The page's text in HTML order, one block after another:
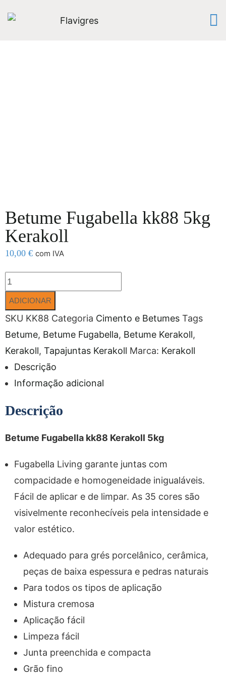
Betume Fugabella kk88 5kg
Kerakoll
10,00 € com IVA
ADICIONAR
SKU KK88 Categoria Cimento e Betumes Tags
Betume, Betume Fugabella, Betume Kerakoll,
Kerakoll, Tapajuntas Kerakoll Marca: Kerakoll
Descrição
Informação adicional
Descrição
Betume Fugabella kk88 Kerakoll 5kg
Fugabella Living garante juntas com
compacidade e homogeneidade inigualáveis.
Fácil de aplicar e de limpar. As 35 cores são
visivelmente reconhecíveis pela intensidade e
valor estético.
Adequado para grés porcelânico, cerâmica,
peças de baixa espessura e pedras naturais
Para todos os tipos de aplicação
Mistura cremosa
Aplicação fácil
Limpeza fácil
Junta preenchida e compacta
Grão fino